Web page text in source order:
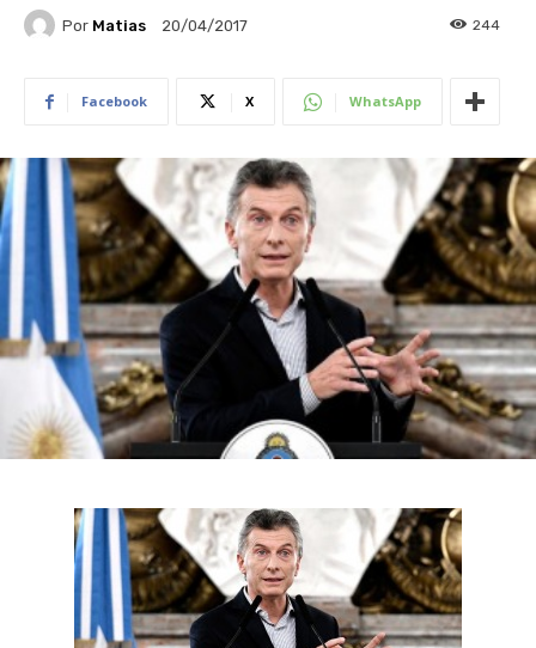
Por Matias 20/04/2017 244
Facebook X WhatsApp